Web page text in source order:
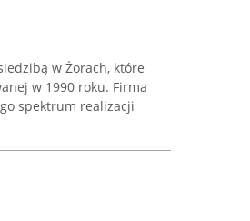
w Żorach, które
w 1990 roku. Firma
spektrum realizacji